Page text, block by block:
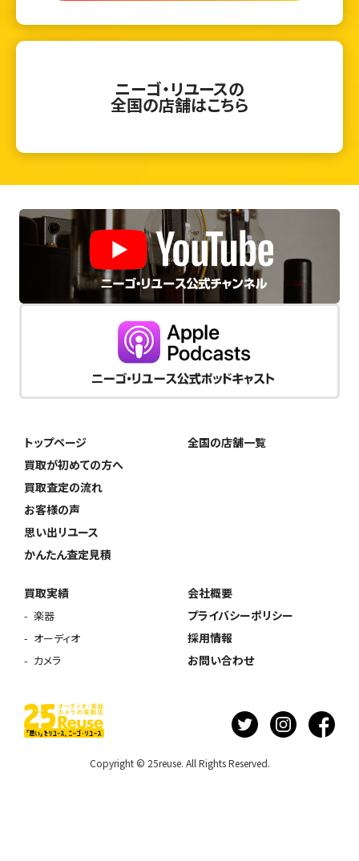
ニーゴ・リユースの
全国の店舗はこちら
トップページ
買取が初めての方へ
買取査定の流れ
お客様の声
思い出リユース
かんたん査定見積
全国の店舗一覧
買取実績
楽器
オーディオ
カメラ
会社概要
プライバシーポリシー
採用情報
お問い合わせ
Copyright © 25reuse. All Rights Reserved.